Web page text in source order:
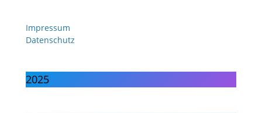
Impressum
Datenschutz
2025